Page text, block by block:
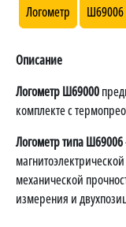
Логометр
Ш69006
Описание
Логометр Ш69000
комплекте с
Логометр типа Ш69006
механической
измерения и